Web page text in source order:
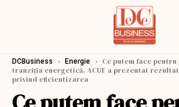
DCBusiness › Energie › Ce putem face
tranziția energetică. ACUE a prezentat
privind eficientizarea